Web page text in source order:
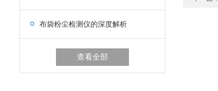
布袋粉尘检测仪的深度解析
查看全部